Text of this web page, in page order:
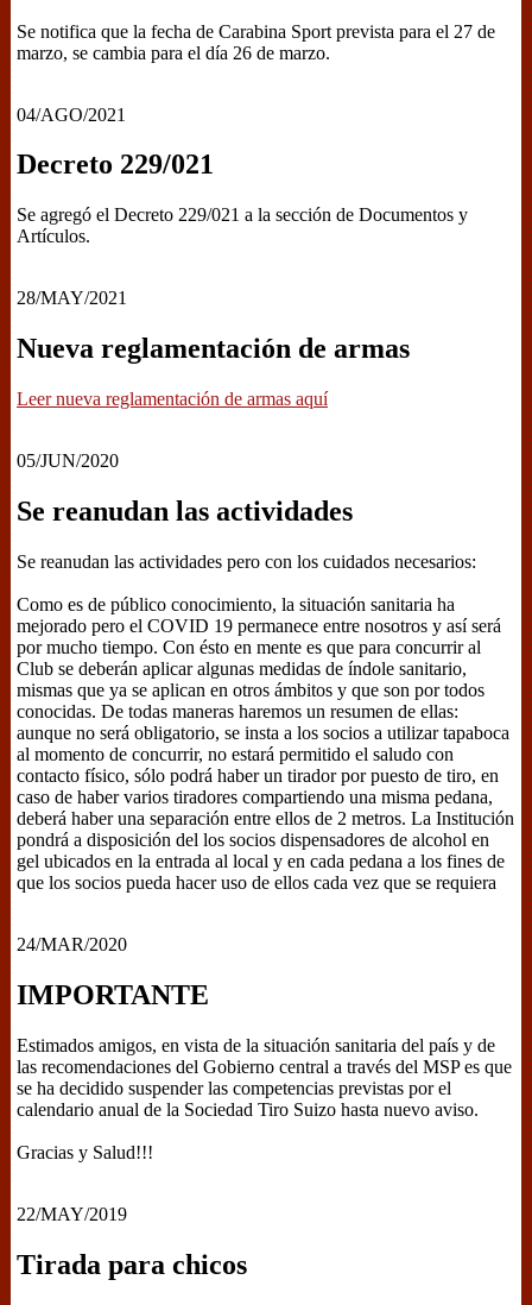
Se notifica que la fecha de Carabina Sport prevista para el 27 de
marzo, se cambia para el día 26 de marzo.
04/AGO/2021
Decreto 229/021
Se agregó el Decreto 229/021 a la sección de Documentos y
Artículos.
28/MAY/2021
Nueva reglamentación de armas
Leer nueva reglamentación de armas aquí
05/JUN/2020
Se reanudan las actividades
Se reanudan las actividades pero con los cuidados necesarios:
Como es de público conocimiento, la situación sanitaria ha
mejorado pero el COVID 19 permanece entre nosotros y así será
por mucho tiempo. Con ésto en mente es que para concurrir al
Club se deberán aplicar algunas medidas de índole sanitario,
mismas que ya se aplican en otros ámbitos y que son por todos
conocidas. De todas maneras haremos un resumen de ellas:
aunque no será obligatorio, se insta a los socios a utilizar tapaboca
al momento de concurrir, no estará permitido el saludo con
contacto físico, sólo podrá haber un tirador por puesto de tiro, en
caso de haber varios tiradores compartiendo una misma pedana,
deberá haber una separación entre ellos de 2 metros. La Institución
pondrá a disposición del los socios dispensadores de alcohol en
gel ubicados en la entrada al local y en cada pedana a los fines de
que los socios pueda hacer uso de ellos cada vez que se requiera
24/MAR/2020
IMPORTANTE
Estimados amigos, en vista de la situación sanitaria del país y de
las recomendaciones del Gobierno central a través del MSP es que
se ha decidido suspender las competencias previstas por el
calendario anual de la Sociedad Tiro Suizo hasta nuevo aviso.
Gracias y Salud!!!
22/MAY/2019
Tirada para chicos